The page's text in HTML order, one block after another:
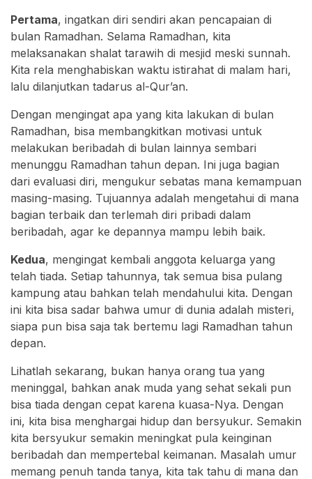
Pertama, ingatkan diri sendiri akan pencapaian di
bulan Ramadhan. Selama Ramadhan, kita
melaksanakan shalat tarawih di mesjid meski sunnah.
Kita rela menghabiskan waktu istirahat di malam hari,
lalu dilanjutkan tadarus al-Qur’an.
Dengan mengingat apa yang kita lakukan di bulan
Ramadhan, bisa membangkitkan motivasi untuk
melakukan beribadah di bulan lainnya sembari
menunggu Ramadhan tahun depan. Ini juga bagian
dari evaluasi diri, mengukur sebatas mana kemampuan
masing-masing. Tujuannya adalah mengetahui di mana
bagian terbaik dan terlemah diri pribadi dalam
beribadah, agar ke depannya mampu lebih baik.
Kedua, mengingat kembali anggota keluarga yang
telah tiada. Setiap tahunnya, tak semua bisa pulang
kampung atau bahkan telah mendahului kita. Dengan
ini kita bisa sadar bahwa umur di dunia adalah misteri,
siapa pun bisa saja tak bertemu lagi Ramadhan tahun
depan.
Lihatlah sekarang, bukan hanya orang tua yang
meninggal, bahkan anak muda yang sehat sekali pun
bisa tiada dengan cepat karena kuasa-Nya. Dengan
ini, kita bisa menghargai hidup dan bersyukur. Semakin
kita bersyukur semakin meningkat pula keinginan
beribadah dan mempertebal keimanan. Masalah umur
memang penuh tanda tanya, kita tak tahu di mana dan